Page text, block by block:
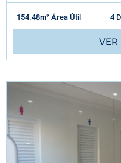
154.48m² Área Útil 4
VER